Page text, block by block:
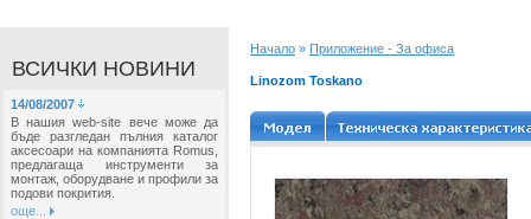
ВСИЧКИ НОВИНИ
14/08/2007
В нашия web-site вече може да
бъде разгледан пълния каталог
аксесоари на компанията Romus,
предлагаща инструменти за
монтаж, оборудване и профили за
подови покрития.
още...
Начало » Приложение - За офиса
Linozom Toskano